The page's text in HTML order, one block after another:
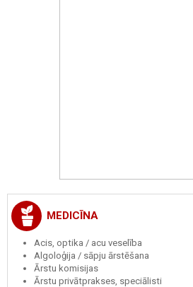
MEDICĪNA
Acis, optika / acu veselība
Algoloģija / sāpju ārstēšana
Ārstu komisijas
Ārstu privātprakses, speciālisti